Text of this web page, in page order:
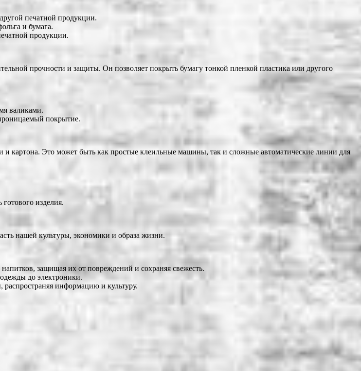
печатной продукции.
и бумага.
продукции.
прочности и защиты. Он позволяет покрыть бумагу тонкой пленкой пластика или другого
валиками.
покрытие.
картона. Это может быть как простые клеильные машины, так и сложные автоматические линии для
изделия.
нашей культуры, экономики и образа жизни.
защищая их от повреждений и сохраняя свежесть.
до электроники.
информацию и культуру.